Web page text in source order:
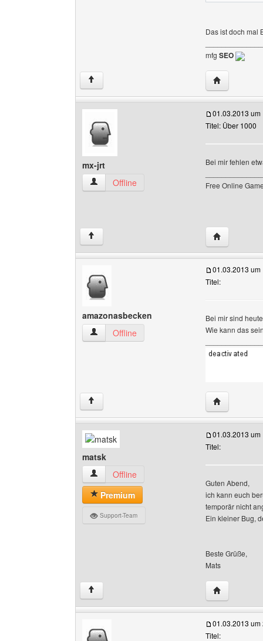
Das ist doch mal
mfg SEO
↑ Website
mx-jrt
mx-jrt Benutzer-Profile anzeigen
Offline
01.03.2013 um
Titel: Über 1000
Bei mir fehlen
Free Online
↑ Website
amazonasbecken
amazonasbecken Benutzer-Profile anzeigen
Offline
01.03.2013 um
Titel:
Bei mir sind
Wie kann das
↑ Website
matsk
matsk Benutzer-Profile anzeigen
Offline
Premium
Support-Team
01.03.2013 um
Titel:
Guten Abend,
ich kann euch
temporär nicht
Ein kleiner Bug,
Beste Grüße,
Mats
↑ Website
01.03.2013 um
Titel: